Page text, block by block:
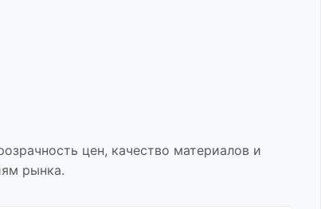
цен, качество материалов и
рынка.